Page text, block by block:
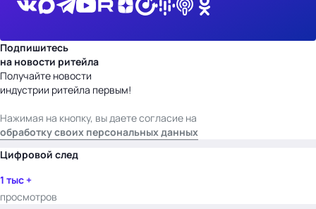
Подпишитесь
на новости ритейла
Получайте новости
индустрии ритейла первым!
Нажимая на кнопку, вы даете согласие на
обработку своих персональных данных
Цифровой след
1 тыс +
просмотров